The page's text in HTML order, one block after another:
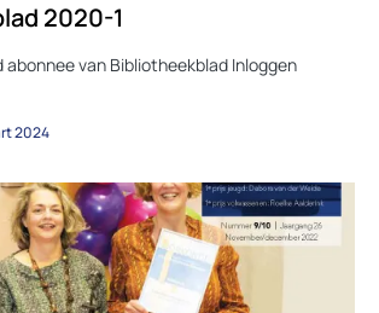
2020-1
abonnee van Bibliotheekblad Inloggen
2024